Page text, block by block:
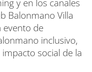
y en los canales
Balonmano Villa
evento de
inclusivo,
social de la